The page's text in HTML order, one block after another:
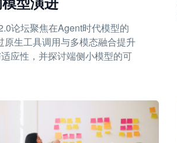
论坛聚焦在Agent时代模型的
原生工具调用与多模态融合提升
应性，并探讨端侧小模型的可